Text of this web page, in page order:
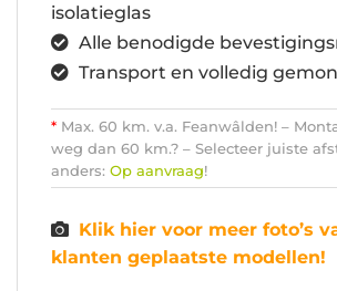
isolatieglas
Alle benodigde
Transport en volledig
* Max. 60 km. v.a. Feanwâlden! –
weg dan 60 km.? – Selecteer juiste
anders: Op aanvraag!
Klik hier voor meer foto’s
klanten geplaatste modellen!